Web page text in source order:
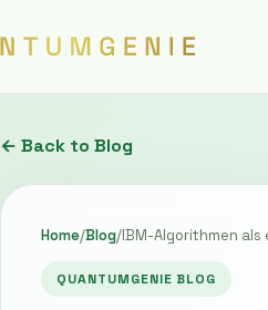
← Back to Blog
Home/Blog/IBM-Algorithmen
QUANTUMGENIE BLOG